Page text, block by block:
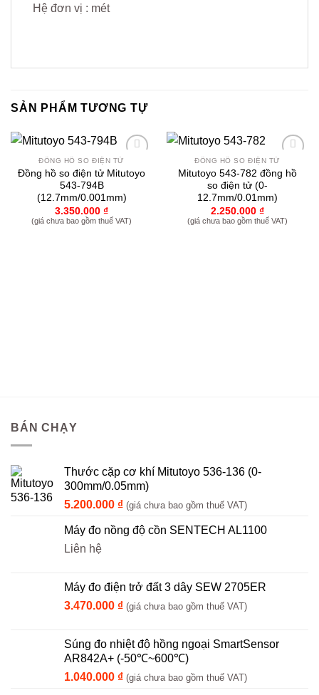
Hệ đơn vị : mét
SẢN PHẨM TƯƠNG TỰ
thích
ĐỒNG HỒ SO ĐIỆN TỬ
Đồng hồ so điện tử Mitutoyo
543-794B
(12.7mm/0.001mm)
3.350.000 ₫
(giá chưa bao gồm thuế VAT)
thích
ĐỒNG HỒ SO ĐIỆN TỬ
Mitutoyo 543-782 đồng hồ
so điện tử (0-
12.7mm/0.01mm)
2.250.000 ₫
(giá chưa bao gồm thuế VAT)
BÁN CHẠY
Thước cặp cơ khí Mitutoyo 536-136 (0-
300mm/0.05mm)
5.200.000 ₫ (giá chưa bao gồm thuế VAT)
Máy đo nồng độ cồn SENTECH AL1100
Liên hệ
Máy đo điện trở đất 3 dây SEW 2705ER
3.470.000 ₫ (giá chưa bao gồm thuế VAT)
Súng đo nhiệt độ hồng ngoại SmartSensor
AR842A+ (-50℃~600℃)
1.040.000 ₫ (giá chưa bao gồm thuế VAT)